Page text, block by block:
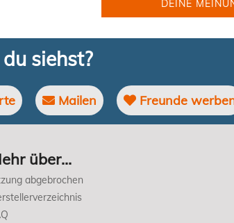
DEINE
siehst?
Mailen Freunde
über...
abgebrochen